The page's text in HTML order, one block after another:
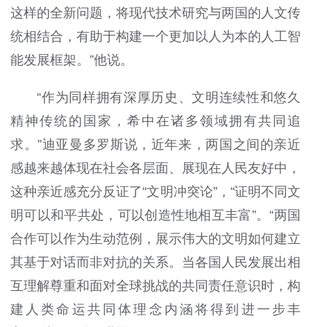
这样的全新问题，将现代技术研究与两国的人文传
统相结合，有助于构建一个更加以人为本的人工智
能发展框架。”他说。
“作为同样拥有深厚历史、文明连续性和悠久
精神传统的国家，希中在诸多领域拥有共同追
求。”迪亚曼多罗斯说，近年来，两国之间的亲近
感越来越体现在社会各层面、展现在人民友好中，
这种亲近感充分反证了“文明冲突论”，“证明不同文
明可以和平共处，可以创造性地相互丰富”。“两国
合作可以作为生动范例，展示伟大的文明如何建立
其基于对话而非对抗的关系。当各国人民发展出相
互理解尊重和面对全球挑战的共同责任意识时，构
建人类命运共同体理念内涵将得到进一步丰